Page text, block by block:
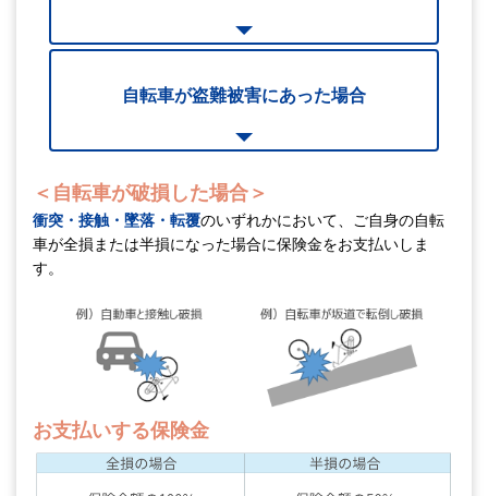
自転車が盗難被害にあった場合
＜自転車が破損した場合＞
衝突・接触・墜落・転覆のいずれかにおいて、
ご自身の自転
車が全損または半損になった場合に保険金をお支払いしま
す。
お支払いする保険金